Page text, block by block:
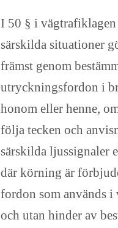
I 50 § i
särskilda situationer
främst genom
utryckningsfordon i
honom eller henne,
följa tecken och
särskilda ljussignaler
där körning är
fordon som används
och utan hinder av